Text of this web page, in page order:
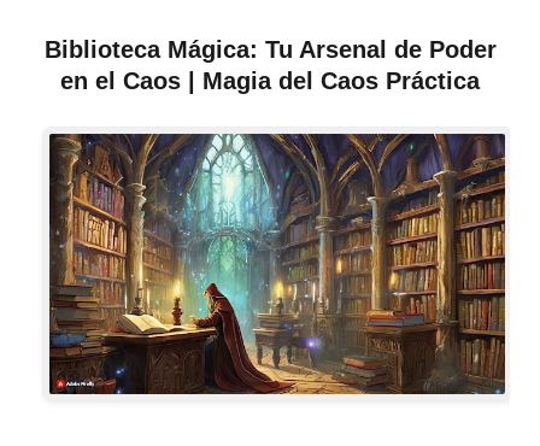
Biblioteca Mágica: Tu Arsenal de Poder
en el Caos | Magia del Caos Práctica